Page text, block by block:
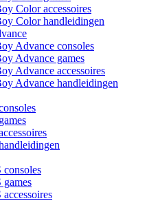
Color accessoires
Color handleidingen
Advance consoles
Advance games
Advance accessoires
Advance handleidingen